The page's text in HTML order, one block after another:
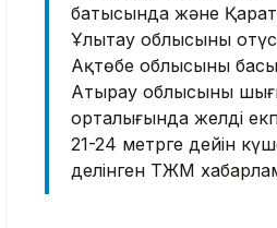
батысында және
Ұлытау облысының
Ақтөбе облысының
Атырау облысының
орталығында желдің
21-24 метрге дейін
делінген ТЖМ